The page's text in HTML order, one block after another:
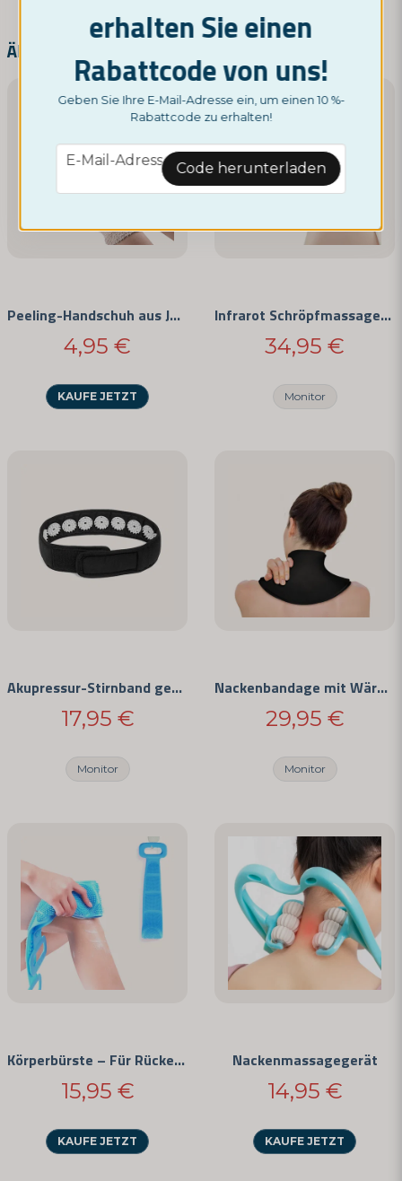
Ähnliche Produkte
Peeling-Handschuh aus Jute
4,95 €
KAUFE JETZT
Infrarot Schröpfmassagegerät
34,95 €
Monitor
Akupressur-Stirnband gegen Kopfschmerzen
17,95 €
Monitor
Nackenbandage mit Wärme- & Kältetherapie
29,95 €
Monitor
Körperbürste – Für Rücken und Beine
15,95 €
KAUFE JETZT
Nackenmassagegerät
14,95 €
KAUFE JETZT
E-Mail-Adresse
erhalten Sie einen
Rabattcode von uns!
Geben Sie Ihre E-Mail-Adresse ein, um einen 10 %-
Rabattcode zu erhalten!
email
E-Mail-Adresse Code herunterladen